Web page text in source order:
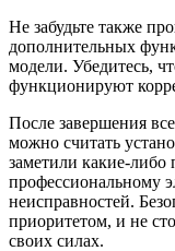
Не забудьте также
дополнительных
модели. Убедитесь,
функционируют
После завершения
можно считать
заметили какие-либо
профессиональному
неисправностей.
приоритетом, и не
своих силах.